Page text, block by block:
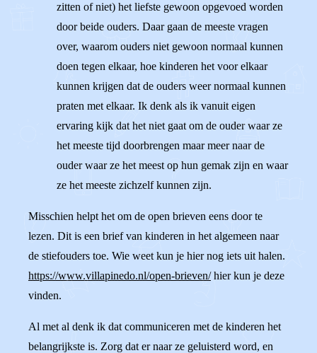
zitten of niet) het liefste gewoon opgevoed worden
door beide ouders. Daar gaan de meeste vragen
over, waarom ouders niet gewoon normaal kunnen
doen tegen elkaar, hoe kinderen het voor elkaar
kunnen krijgen dat de ouders weer normaal kunnen
praten met elkaar. Ik denk als ik vanuit eigen
ervaring kijk dat het niet gaat om de ouder waar ze
het meeste tijd doorbrengen maar meer naar de
ouder waar ze het meest op hun gemak zijn en waar
ze het meeste zichzelf kunnen zijn.
Misschien helpt het om de open brieven eens door te
lezen. Dit is een brief van kinderen in het algemeen naar
de stiefouders toe. Wie weet kun je hier nog iets uit halen.
https://www.villapinedo.nl/open-brieven/hier kun je deze
vinden.
Al met al denk ik dat communiceren met de kinderen het
belangrijkste is. Zorg dat er naar ze geluisterd word, en